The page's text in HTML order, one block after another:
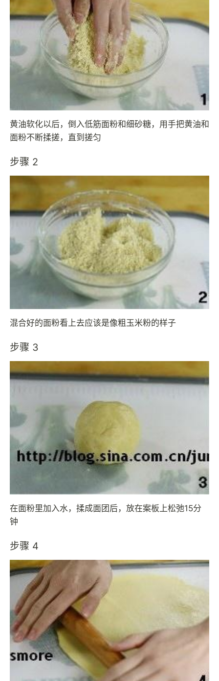
黄油软化以后，倒入低筋面粉和细砂糖，用手把黄油和
面粉不断揉搓，直到搓匀
步骤 2
混合好的面粉看上去应该是像粗玉米粉的样子
步骤 3
在面粉里加入水，揉成面团后，放在案板上松弛15分
钟
步骤 4